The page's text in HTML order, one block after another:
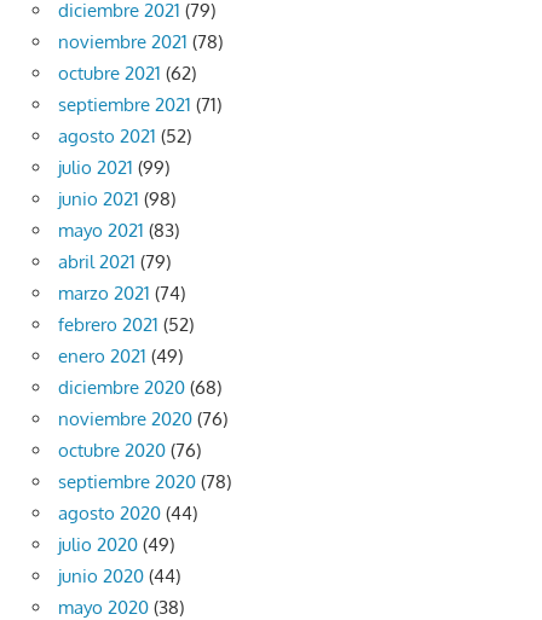
diciembre 2021 (79)
noviembre 2021 (78)
octubre 2021 (62)
septiembre 2021 (71)
agosto 2021 (52)
julio 2021 (99)
junio 2021 (98)
mayo 2021 (83)
abril 2021 (79)
marzo 2021 (74)
febrero 2021 (52)
enero 2021 (49)
diciembre 2020 (68)
noviembre 2020 (76)
octubre 2020 (76)
septiembre 2020 (78)
agosto 2020 (44)
julio 2020 (49)
junio 2020 (44)
mayo 2020 (38)